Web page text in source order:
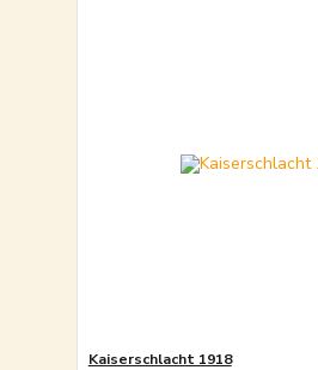
Kaiserschlacht 1918